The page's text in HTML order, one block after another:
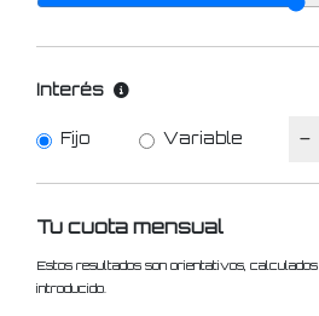
Interés
Fijo Variable
Tu cuota mensual
Estos resultados son orientativos,
introducido.